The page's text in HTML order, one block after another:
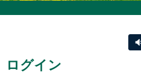
ログイン